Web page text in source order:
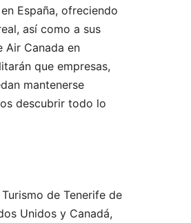
España, ofreciendo
así como a sus
Air Canada en
que empresas,
mantenerse
descubrir todo lo
de Tenerife de
Unidos y Canadá,